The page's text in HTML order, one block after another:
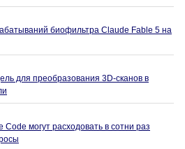
биофильтра Claude Fable 5 на
для преобразования 3D-сканов в
могут расходовать в сотни раз